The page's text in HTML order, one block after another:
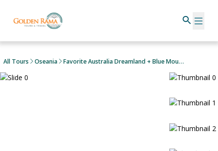
All Tours Oseania Favorite Australia Dreamland + Blue Mountains & Catch A Crab